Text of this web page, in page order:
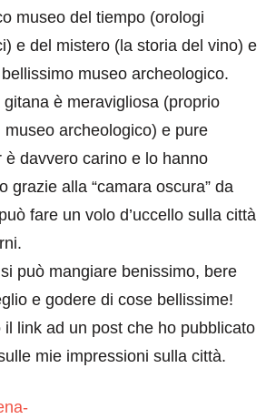
museo del tiempo (orologi
e del mistero (la storia del vino) e
museo archeologico.
gitana è meravigliosa (proprio
museo archeologico) e pure
è davvero carino e lo hanno
grazie alla “camara oscura” da
fare un volo d’uccello sulla città
può mangiare benissimo, bere
e godere di cose bellissime!
il link ad un post che ho pubblicato
mie impressioni sulla città.